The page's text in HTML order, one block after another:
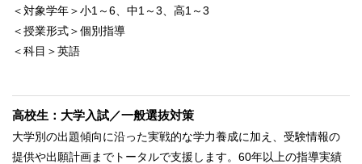
＜対象学年＞小1～6、中1～3、高1～3
＜授業形式＞個別指導
＜科目＞英語
高校生：大学入試／一般選抜対策
大学別の出題傾向に沿った実戦的な学力養成に加え、受験情報の
提供や出願計画までトータルで支援します。60年以上の指導実績